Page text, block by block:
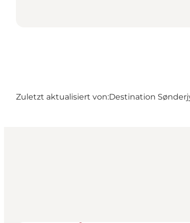
Zuletzt aktualisiert von:Destination